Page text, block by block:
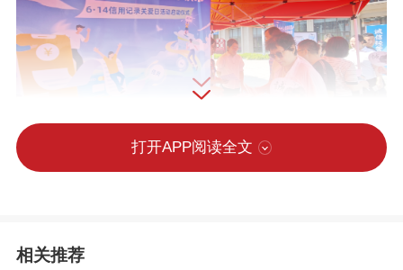
活动现场，各县市区数政部门通过图文展
打开APP阅读全文
相关推荐